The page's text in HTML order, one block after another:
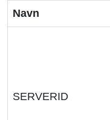
Navn
SERVERID